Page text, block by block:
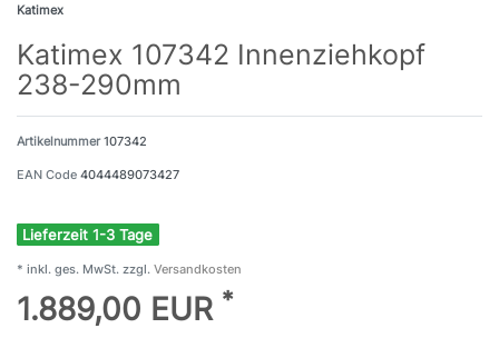
Katimex
Katimex 107342 Innenziehkopf
238-290mm
Artikelnummer107342
EAN Code 4044489073427
Lieferzeit 1-3 Tage
* inkl. ges. MwSt. zzgl. Versandkosten
1.889,00 EUR *